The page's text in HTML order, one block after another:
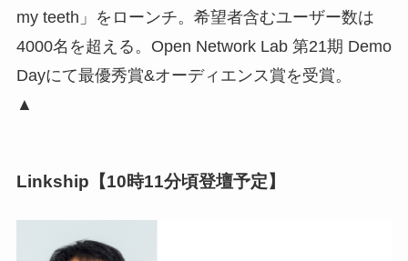
my teeth」をローンチ。希望者含むユーザー数は
4000名を超える。Open Network Lab 第21期 Demo
Dayにて最優秀賞&オーディエンス賞を受賞。
▲
Linkship【10時11分頃登壇予定】